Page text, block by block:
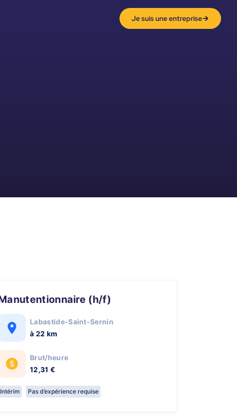
Je suis une entreprise
Manutentionnaire (h/f)
Labastide-Saint-Sernin
à 22 km
Brut/heure
12,31 €
Intérim Pas d’expérience requise